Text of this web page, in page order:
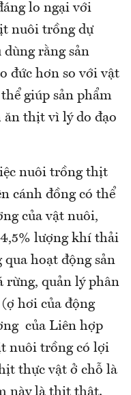
lo ngại với
nuôi trồng dự
rằng sản
đức hơn so với vật
giúp sản phẩm
ăn thịt vì lý do đạo
nuôi trồng thịt
cánh đồng có thể
của vật nuôi,
lượng khí thải
hoạt động sản
rừng, quản lý phân
hơi của động
của Liên hợp
nuôi trồng có lợi
thực vật ở chỗ là
này là thịt thật.